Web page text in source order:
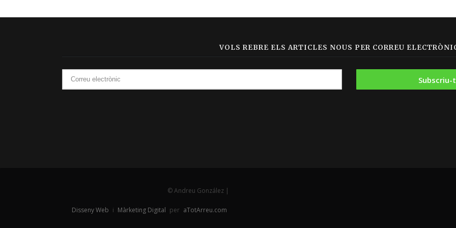
VOLS REBRE ELS ARTICLES NOUS PER CORREU
© Andreu González |
Disseny Web i Màrketing Digital per aTotArreu.com